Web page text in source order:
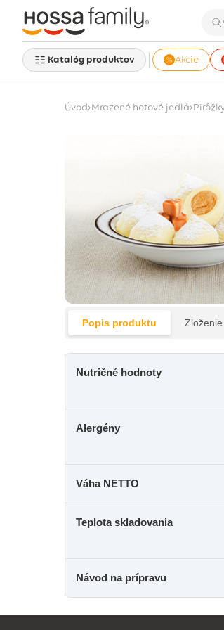
Katalóg produktov Akcie
Úvod›Mrazené hotové jedlá›
Popis produktu Zloženie
Nutričné hodnoty
Alergény
Váha NETTO
Teplota skladovania
Návod na prípravu